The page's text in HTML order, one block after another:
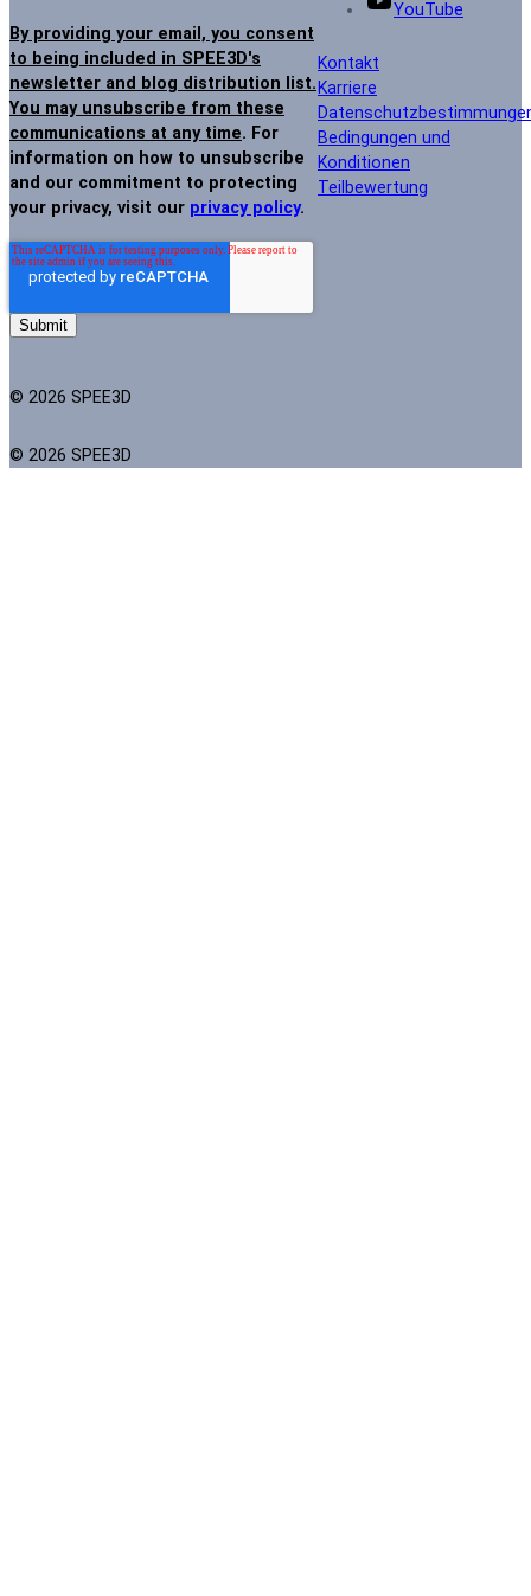
By providing your email, you consent
to being included in SPEE3D's
newsletter and blog distribution list.
You may unsubscribe from these
communications at any time. For
information on how to unsubscribe
and our commitment to protecting
your privacy, visit our privacy policy.
© 2026 SPEE3D
YouTube
Kontakt
Karriere
Bedingungen und
Konditionen
Teilbewertung
© 2026 SPEE3D